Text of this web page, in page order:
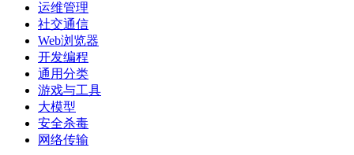
运维管理
社交通信
Web浏览器
开发编程
通用分类
游戏与工具
大模型
安全杀毒
网络传输